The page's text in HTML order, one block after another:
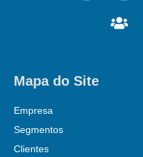
Mapa do Site
Empresa
Segmentos
Clientes